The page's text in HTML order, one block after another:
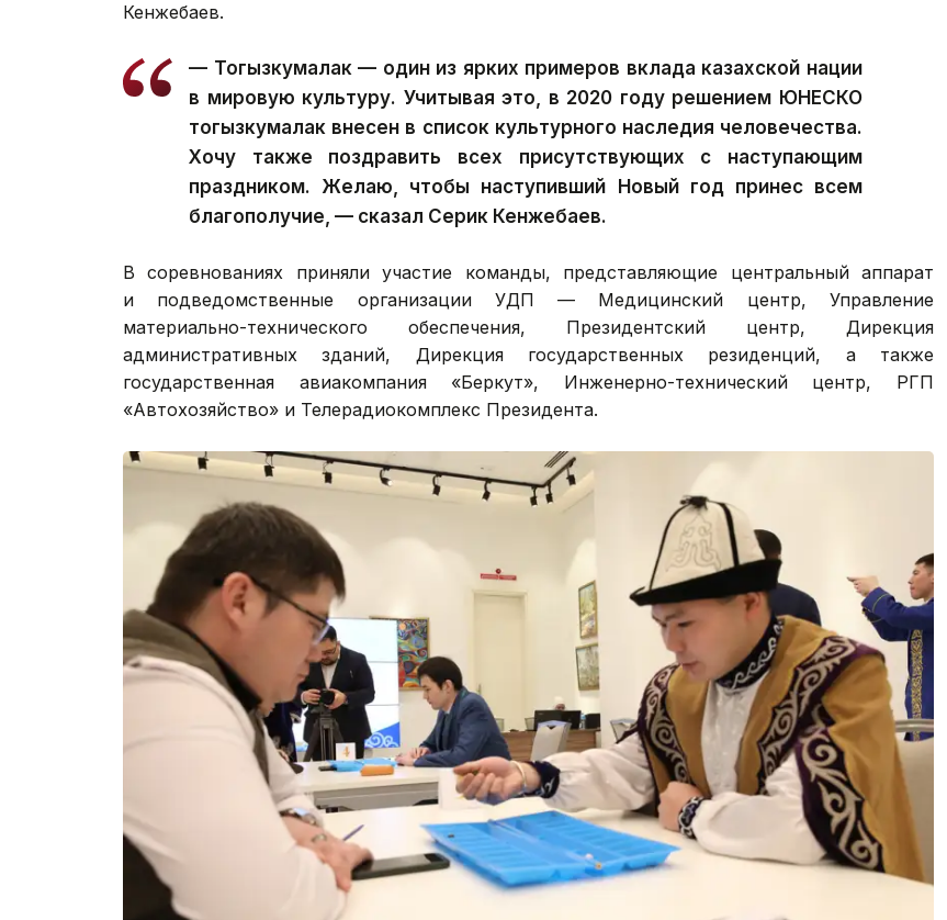
Кенжебаев.
— Тогызкумалак — один из ярких примеров вклада казахской нации
в мировую культуру. Учитывая это, в 2020 году решением ЮНЕСКО
тогызкумалак внесен в список культурного наследия человечества.
Хочу также поздравить всех присутствующих с наступающим
праздником. Желаю, чтобы наступивший Новый год принес всем
благополучие, — сказал Серик Кенжебаев.
В соревнованиях приняли участие команды, представляющие центральный аппарат
и подведомственные организации УДП — Медицинский центр, Управление
материально-технического обеспечения, Президентский центр, Дирекция
административных зданий, Дирекция государственных резиденций, а также
государственная авиакомпания «Беркут», Инженерно-технический центр, РГП
«Автохозяйство» и Телерадиокомплекс Президента.